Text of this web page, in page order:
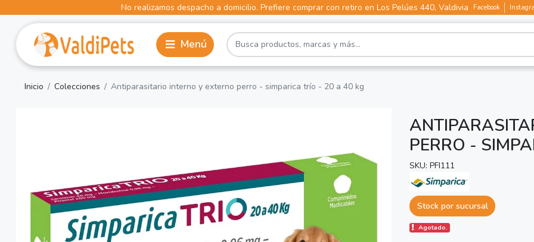
No realizamos despacho a domicilio. Prefiere comprar con retiro en Los Pelúes 440, Valdivia Facebook
Inicio Colecciones Antiparasitario interno y externo perro - simparica trío - 20 a 40 kg
PERRO -
SKU: PFI111
Stock por sucursal
Agotado.